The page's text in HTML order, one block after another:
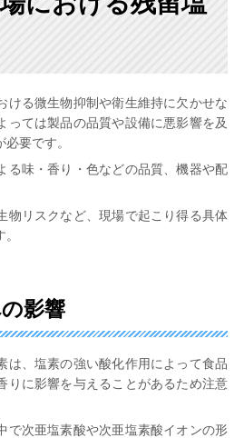
ける微生物抑制や衛生維持に欠かせな
っては製品の品質や設備に悪影響を及
要です。
る味・香り・色などの品質、機器や配
物リスクなど、現場で起こり得る具体
影響
は、塩素の強い酸化作用によって食品
りに影響を与えることがあるため注意
で次亜塩素酸や次亜塩素酸イオンの形